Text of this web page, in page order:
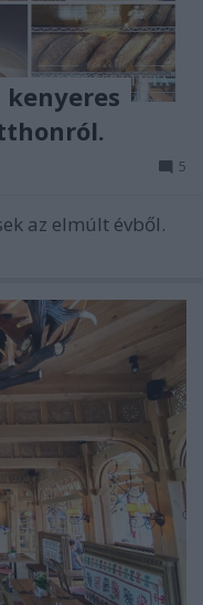
kenyeres
5
az elmúlt évből.